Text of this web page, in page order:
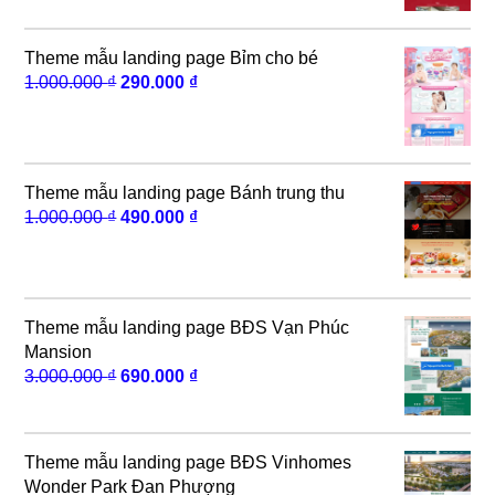
Theme mẫu landing page Bỉm cho bé
1.000.000₫ Giá
290.000 ₫Giá
Theme mẫu landing page Bánh trung thu
1.000.000₫ Giá
490.000 ₫Giá
Theme mẫu landing page BĐS Vạn Phúc
Mansion
3.000.000₫ Giá
690.000 ₫Giá
690.000 ₫.
Theme mẫu landing page BĐS Vinhomes
Wonder Park Đan Phượng